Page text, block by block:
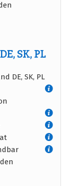
SK, PL
DE, SK, PL